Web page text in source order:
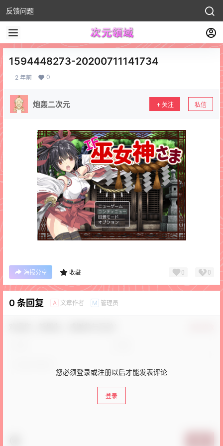
反馈问题
1594448273-20200711141734
2 年前 0
炮轰二次元 关注 私信
海报分享 收藏 0 0
0 条回复 A 文章作者 M 管理员
您必须登录或注册以后才能发表评论
登录